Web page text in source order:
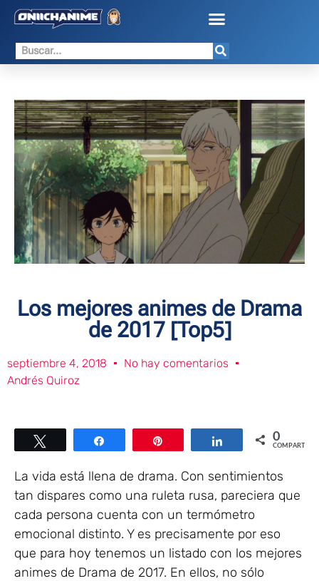
Los mejores animes de Drama
de 2017 [Top5]
septiembre 4, 2018
No hay comentarios
Andrés Quiroz
Compartir Compartir0
COMPARTIR
La vida está llena de drama. Con sentimientos
tan dispares como una ruleta rusa, pareciera que
cada persona cuenta con un termómetro
emocional distinto. Y es precisamente por eso
que para hoy tenemos un listado con los mejores
animes de Drama de 2017. En ellos, no sólo